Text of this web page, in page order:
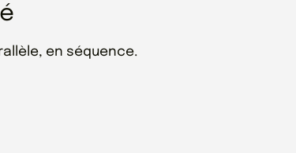
en séquence.